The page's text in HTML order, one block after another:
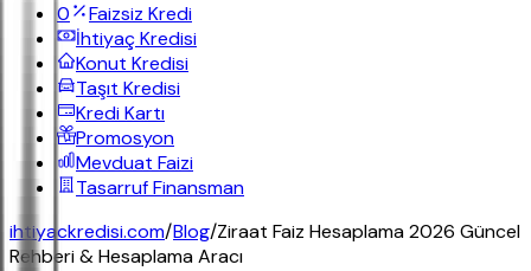
0
Faizsiz Kredi
İhtiyaç Kredisi
Konut Kredisi
Taşıt Kredisi
Kredi Kartı
Promosyon
Mevduat Faizi
Tasarruf Finansman
ihtiyackredisi.com/Blog/Ziraat Faiz Hesaplama 2026 Güncel
Rehberi & Hesaplama Aracı